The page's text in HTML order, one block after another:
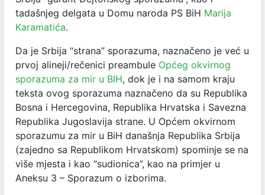
tadašnjeg delgata u Domu naroda PS BiH Marija
Karamatića.
Da je Srbija “strana” sporazuma, naznačeno je već u
prvoj alineji/rečenici preambule Općeg okvirnog
sporazuma za mir u BIH, dok je i na samom kraju
teksta ovog sporazuma naznačeno da su Republika
Bosna i Hercegovina, Republika Hrvatska i Savezna
Republika Jugoslavija strane. U Općem okvirnom
sporazumu za mir u BiH današnja Republika Srbija
(zajedno sa Republikom Hrvatskom) spominje se na
više mjesta i kao “sudionica”, kao na primjer u
Aneksu 3 – Sporazum o izborima.